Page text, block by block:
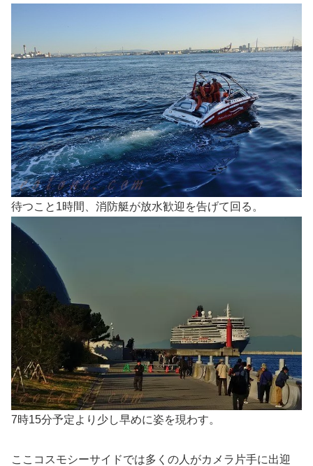
待つこと1時間、消防艇が放水歓迎を告げて回る。
7時15分予定より少し早めに姿を現わす。
ここコスモシーサイドでは多くの人がカメラ片手に出迎